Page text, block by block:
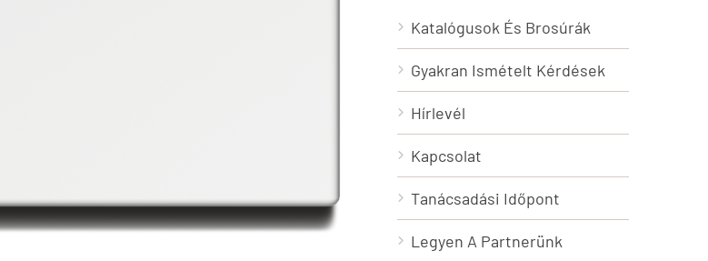
Katalógusok És Brosúrák
Gyakran Ismételt Kérdések
Hírlevél
Kapcsolat
Tanácsadási Időpont
Legyen A Partnerünk